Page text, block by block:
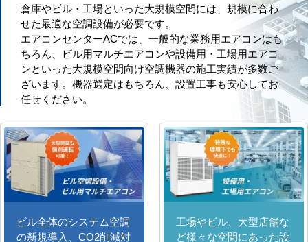
倉庫やビル・工場といった大規模空間には、規模に合わ
せた最適な空調設備が必要です。
エアコンセンターACでは、一般的な業務用エアコンはも
ちろん、ビル用マルチエアコンや設備用・工場用エアコ
ンといった大規模空間向け空調機器の施工実績が多数ご
ざいます。機器選定はもちろん、設置工事も安心してお
任せください。
ビル全体のシステム空調
の新規導入、CO2削減対
工場やビル、大型店舗な
ど様々な空間にあった設